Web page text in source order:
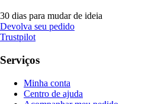
30 dias para mudar de ideia
Devolva seu pedido
Trustpilot
Serviços
Minha conta
Centro de ajuda